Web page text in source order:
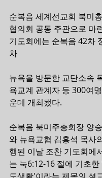
순복음 세계선교회 북미
협의회 공동 주관으로 마
기도회에는 순복음 42차
차
뉴욕을 방문한 교단소속
욕교계 관계자 등 300여
운데 개최됐다.
순복음 북미주총회장 양
와 뉴욕교협 김홍석 목사
행된 이날 조찬 기도회에
는 눅6:12-16 절에 기초